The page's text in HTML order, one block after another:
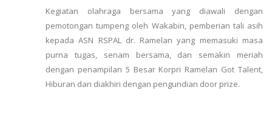
Kegiatan olahraga bersama yang diawali dengan
pemotongan tumpeng oleh Wakabin, pemberian tali asih
kepada ASN RSPAL dr. Ramelan yang memasuki masa
purna tugas, senam bersama, dan semakin meriah
dengan penampilan 5 Besar Korpri Ramelan Got Talent,
Hiburan dan diakhiri dengan pengundian door prize.